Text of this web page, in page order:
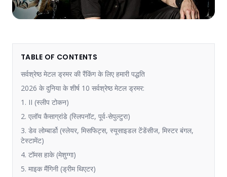
TABLE OF CONTENTS
सर्वश्रेष्ठ मेटल ड्रमर की रैंकिंग के लिए हमारी पद्धति
2026 के दुनिया के शीर्ष 10 सर्वश्रेष्ठ मेटल ड्रमर:
1. II (स्लीप टोकन)
2. एलॉय कैसाग्रांडे (स्लिपनॉट, पूर्व-सेपुल्टुरा)
3. डेव लोम्बार्डो (स्लेयर, मिसफिट्स, स्यूसाइडल टेंडेंसीज, मिस्टर बंगल,
टेस्टामेंट)
4. टॉमस हाके (मेशुग्गा)
5. माइक मैंगिनी (ड्रीम थिएटर)